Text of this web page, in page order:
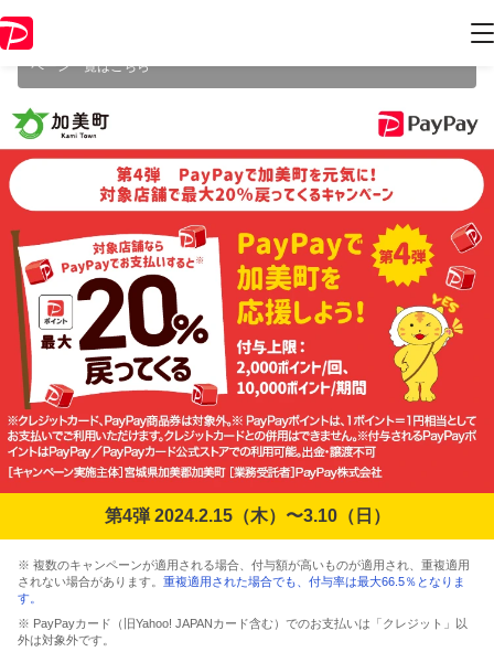
ジ内の情報はキャンペーン終了時点のものになります。
ペーン一覧はこちら
第4弾 2024.2.15（木）〜3.10（日）
※ 複数のキャンペーンが適用される場合、付与額が高いものが適用され、重複適用
されない場合があります。 重複適用された場合でも、付与率は最大66.5％となりま
す。
※ PayPayカード（旧Yahoo! JAPANカード含む）でのお支払いは「クレジット」以
外は対象外です。